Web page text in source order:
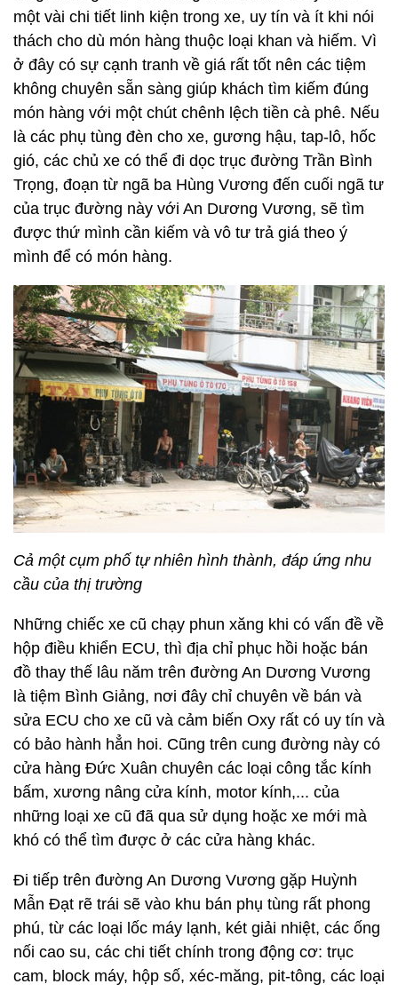
một vài chi tiết linh kiện trong xe, uy tín và ít khi nói
thách cho dù món hàng thuộc loại khan và hiếm. Vì
ở đây có sự cạnh tranh về giá rất tốt nên các tiệm
không chuyên sẵn sàng giúp khách tìm kiếm đúng
món hàng với một chút chênh lệch tiền cà phê. Nếu
là các phụ tùng đèn cho xe, gương hậu, tap-lô, hốc
gió, các chủ xe có thể đi dọc trục đường Trần Bình
Trọng, đoạn từ ngã ba Hùng Vương đến cuối ngã tư
của trục đường này với An Dương Vương, sẽ tìm
được thứ mình cần kiếm và vô tư trả giá theo ý
mình để có món hàng.
Cả một cụm phố tự nhiên hình thành, đáp ứng nhu
cầu của thị trường
Những chiếc xe cũ chạy phun xăng khi có vấn đề về
hộp điều khiển ECU, thì địa chỉ phục hồi hoặc bán
đồ thay thế lâu năm trên đường An Dương Vương
là tiệm Bình Giảng, nơi đây chỉ chuyên về bán và
sửa ECU cho xe cũ và cảm biến Oxy rất có uy tín và
có bảo hành hẳn hoi. Cũng trên cung đường này có
cửa hàng Đức Xuân chuyên các loại công tắc kính
bấm, xương nâng cửa kính, motor kính,... của
những loại xe cũ đã qua sử dụng hoặc xe mới mà
khó có thể tìm được ở các cửa hàng khác.
Đi tiếp trên đường An Dương Vương gặp Huỳnh
Mẫn Đạt rẽ trái sẽ vào khu bán phụ tùng rất phong
phú, từ các loại lốc máy lạnh, két giải nhiệt, các ống
nối cao su, các chi tiết chính trong động cơ: trục
cam, block máy, hộp số, xéc-măng, pit-tông, các loại